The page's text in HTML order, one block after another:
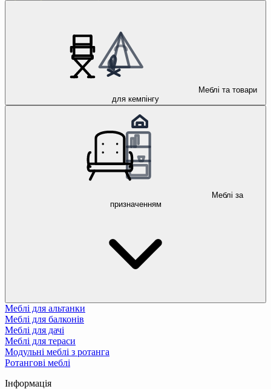
Меблі та товари
для кемпінгу
Меблі за
призначенням
Меблі для альтанки
Меблі для балконів
Меблі для дачі
Меблі для тераси
Модульні меблі з ротанга
Ротангові меблі
Інформація